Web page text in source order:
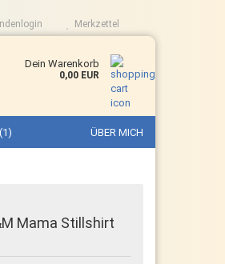
Merkzettel
Dein Warenkorb
0,00 EUR
ÜBER MICH
Mama Stillshirt